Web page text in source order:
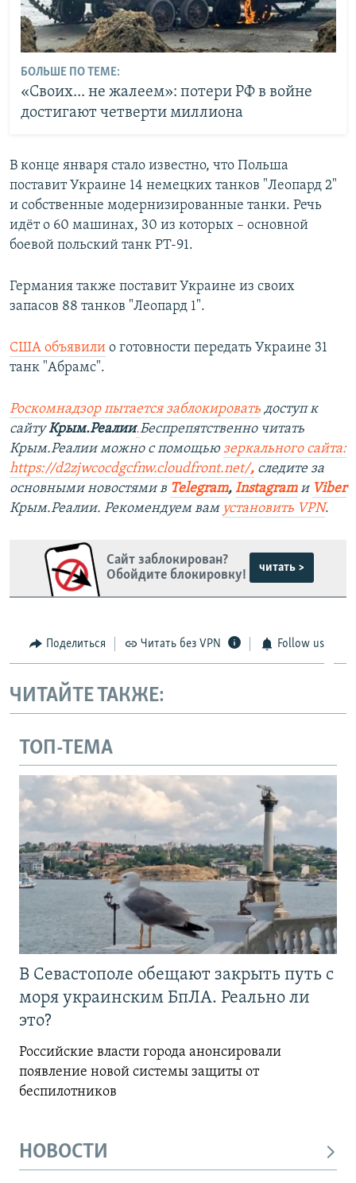
БОЛЬШЕ ПО ТЕМЕ:
«Своих... не жалеем»: потери РФ в войне
достигают четверти миллиона
В конце января стало известно, что Польша
поставит Украине 14 немецких танков "Леопард 2"
и собственные модернизированные танки. Речь
идёт о 60 машинах, 30 из которых – основной
боевой польский танк PT-91.
Германия также поставит Украине из своих
запасов 88 танков "Леопард 1".
США объявили о готовности передать Украине 31
танк "Абрамс".
Роскомнадзор пытается заблокировать доступ к
сайтуКрым.Реалии.Беспрепятственно читать
Крым.Реалии можно с помощью зеркального сайта:
https://d2zjwcocdgcfnw.cloudfront.net/, следите за
основными новостями в Telegram, Instagramи Viber
Крым.Реалии. Рекомендуем вам установить VPN.
Сайт заблокирован?
Обойдите блокировку!
читать >
Поделиться Читать без VPN Follow us
ЧИТАЙТЕ ТАКЖЕ:
ТОП-ТЕМА
В Севастополе обещают закрыть путь с
моря украинским БпЛА. Реально ли
это?
Российские власти города анонсировали
появление новой системы защиты от
беспилотников
НОВОСТИ